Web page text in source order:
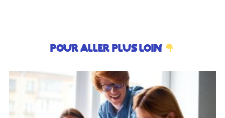
Pour aller plus loin